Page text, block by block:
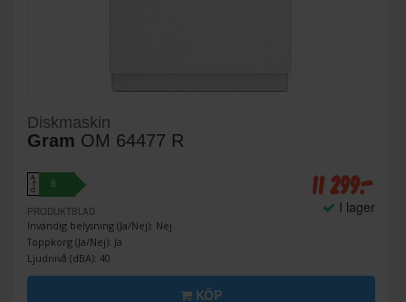
Diskmaskin
Gram OM 64477 R
A
↑
G
B
PRODUKTBLAD
Invändig belysning (Ja/Nej): Nej
Toppkorg (Ja/Nej): Ja
Ljudnivå (dBA): 40
11 299:-
I lager
KÖP